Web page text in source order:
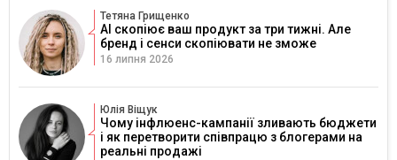
Тетяна Грищенко
AI скопіює ваш продукт за три тижні. Але
бренд і сенси скопіювати не зможе
16 липня 2026
Юлія Віщук
Чому інфлюенс-кампанії зливають бюджети
і як перетворити співпрацю з блогерами на
реальні продажі